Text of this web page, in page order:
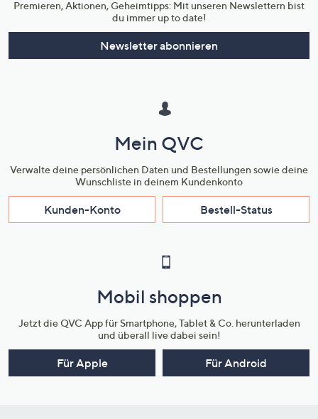
Premieren, Aktionen, Geheimtipps: Mit unseren Newslettern bist
du immer up to date!
Newsletter abonnieren
Mein QVC
Verwalte deine persönlichen Daten und Bestellungen sowie deine
Wunschliste in deinem Kundenkonto
Kunden-Konto Bestell-Status
Mobil shoppen
Jetzt die QVC App für Smartphone, Tablet & Co. herunterladen
und überall live dabei sein!
Für Apple Für Android